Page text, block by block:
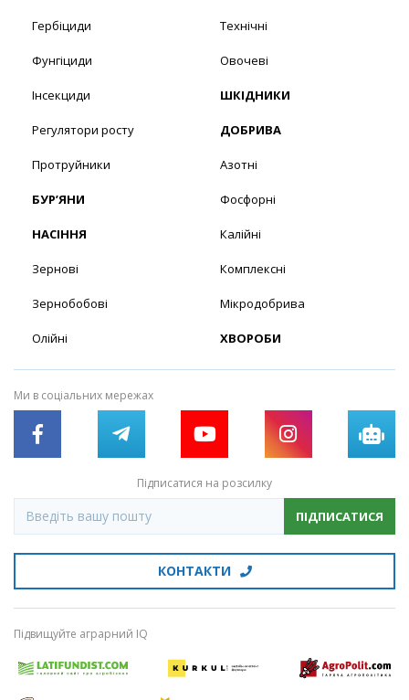
Гербіциди
Фунгіциди
Інсекциди
Регулятори росту
Протруйники
БУР’ЯНИ
НАСІННЯ
Зернові
Зернобобові
Олійні
Технічні
Овочеві
ШКІДНИКИ
ДОБРИВА
Азотні
Фосфорні
Калійні
Комплексні
Мікродобрива
ХВОРОБИ
Ми в соціальних мережах
Підписатися на розсилку
ПІДПИСАТИСЯ
КОНТАКТИ
Підвищуйте аграрний IQ